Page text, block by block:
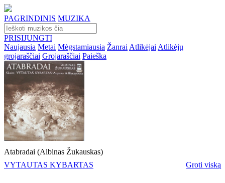
PAGRINDINIS MUZIKA
PRISIJUNGTI
Naujausia Metai Mėgstamiausia Žanrai Atlikėjai Atlikėjų
grojaraščiai Grojaraščiai Paieška
Atabradai (Albinas Žukauskas)
VYTAUTAS KYBARTAS
Groti viską